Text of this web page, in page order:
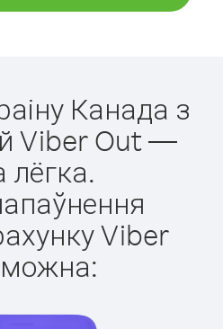
Канада з
Viber Out —
лёгка.
Viber